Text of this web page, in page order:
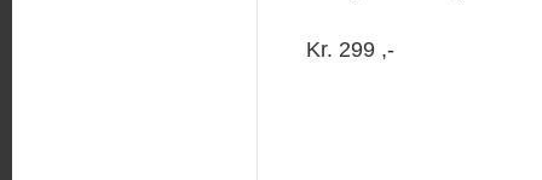
Kr. 299 ,-